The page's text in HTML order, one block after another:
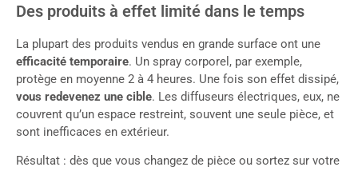
Des produits à effet limité dans le temps
La plupart des produits vendus en grande surface ont une
efficacité temporaire. Un spray corporel, par exemple,
protège en moyenne 2 à 4 heures. Une fois son effet dissipé,
vous redevenez une cible. Les diffuseurs électriques, eux, ne
couvrent qu’un espace restreint, souvent une seule pièce, et
sont inefficaces en extérieur.
Résultat : dès que vous changez de pièce ou sortez sur votre